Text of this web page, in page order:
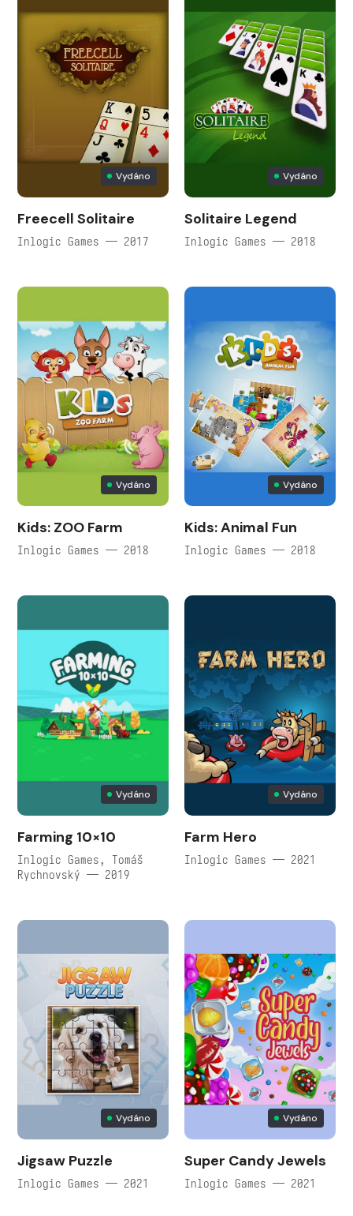
Vydáno
Freecell Solitaire
Inlogic Games — 2017
Vydáno
Solitaire Legend
Inlogic Games — 2018
Vydáno
Kids: ZOO Farm
Inlogic Games — 2018
Vydáno
Kids: Animal Fun
Inlogic Games — 2018
Vydáno
Farming 10×10
Inlogic Games, Tomáš
Rychnovský — 2019
Vydáno
Farm Hero
Inlogic Games — 2021
Vydáno
Jigsaw Puzzle
Inlogic Games — 2021
Vydáno
Super Candy Jewels
Inlogic Games — 2021